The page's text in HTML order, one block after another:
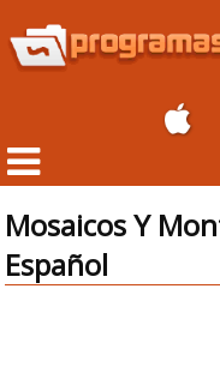
Mosaicos Y
Español